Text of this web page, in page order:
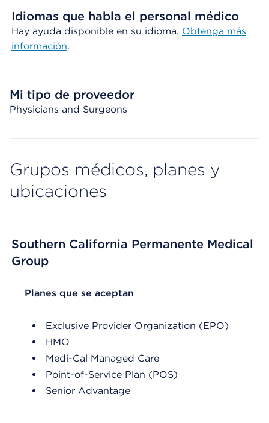
Idiomas que habla el personal médico
Hay ayuda disponible en su idioma. Obtenga más
información.
Mi tipo de proveedor
Physicians and Surgeons
Grupos médicos, planes y
ubicaciones
Southern California Permanente Medical
Group
List Header Planes que se aceptan
Planes que se aceptan
Exclusive Provider Organization (EPO)
HMO
Medi-Cal Managed Care
Point-of-Service Plan (POS)
Senior Advantage